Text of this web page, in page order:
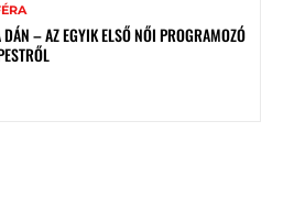
DÁN – AZ EGYIK ELSŐ NŐI PROGRAMOZÓ